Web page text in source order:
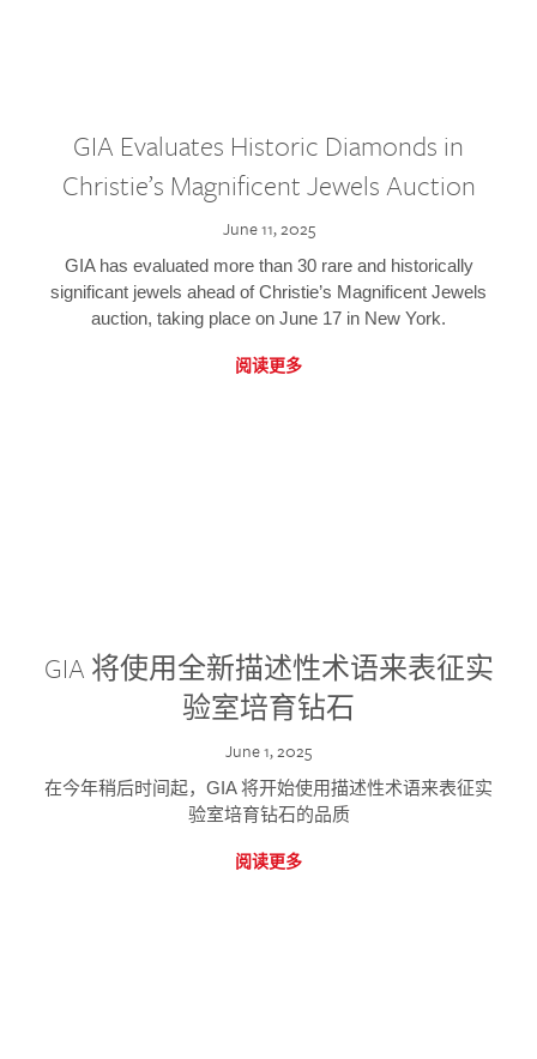
GIA Evaluates Historic Diamonds in
Christie’s Magnificent Jewels Auction
June 11, 2025
GIA has evaluated more than 30 rare and historically
significant jewels ahead of Christie’s Magnificent Jewels
auction, taking place on June 17 in New York.
阅读更多
GIA 将使用全新描述性术语来表征实
验室培育钻石
June 1, 2025
在今年稍后时间起，GIA 将开始使用描述性术语来表征实
验室培育钻石的品质
阅读更多